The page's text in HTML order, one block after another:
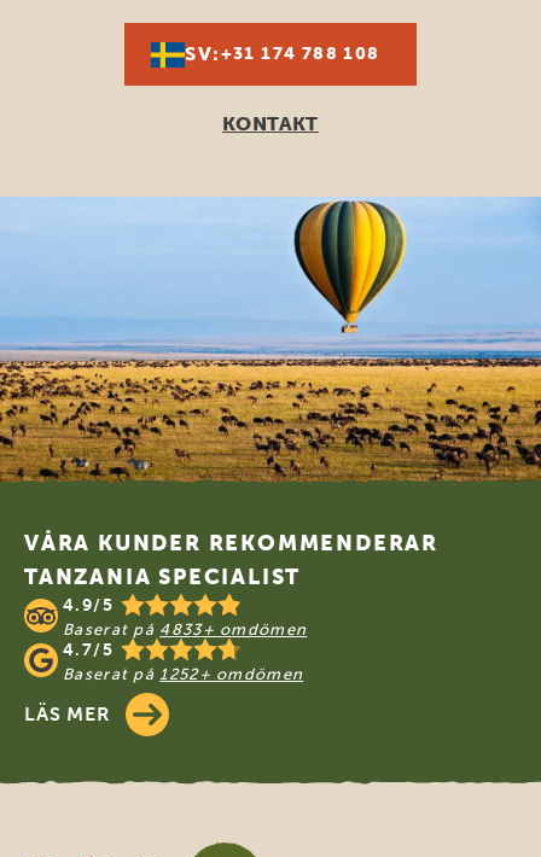
SV:+31 174 788 108
KONTAKT
Footer
VÅRA KUNDER REKOMMENDERAR
TANZANIA SPECIALIST
4.9/5
Baserat på 4833+ omdömen
4.7/5
Baserat på 1252+ omdömen
LÄS MER